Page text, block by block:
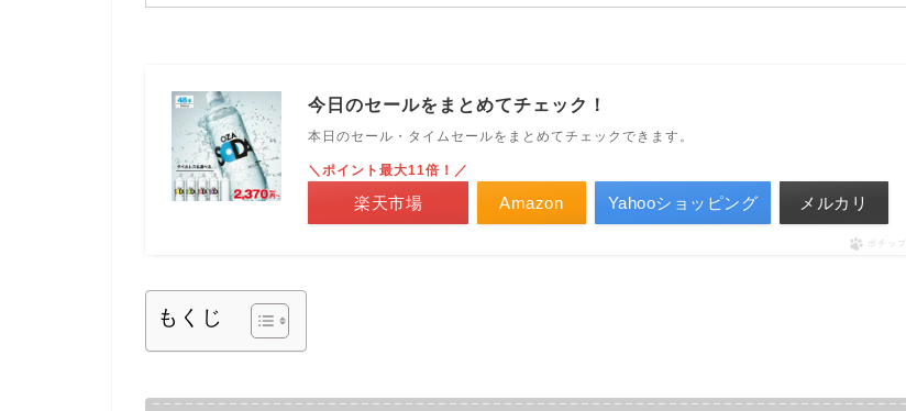
今日のセールをまとめてチェック！
本日のセール・タイムセールをまとめてチェックできます。
Amazon
＼ポイント最大11倍！／
楽天市場 Yahooショッピング メルカリ
ポチップ
もくじ